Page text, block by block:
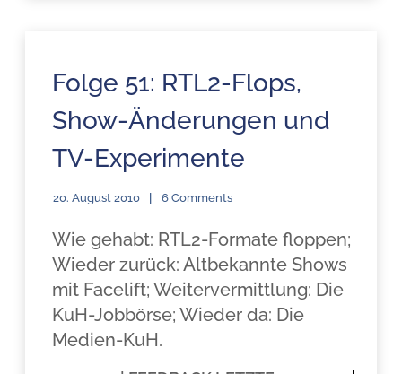
Folge 51: RTL2-Flops,
Show-Änderungen und
TV-Experimente
20. August 2010 6 Comments
Wie gehabt: RTL2-Formate floppen;
Wieder zurück: Altbekannte Shows
mit Facelift; Weitervermittlung: Die
KuH-Jobbörse; Wieder da: Die
Medien-KuH.